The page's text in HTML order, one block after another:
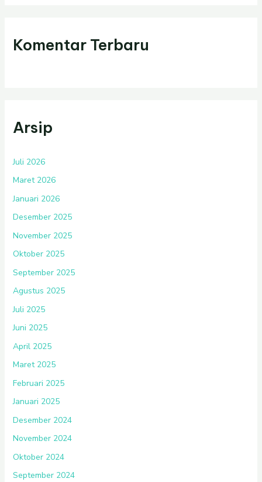
Komentar Terbaru
Arsip
Juli 2026
Maret 2026
Januari 2026
Desember 2025
November 2025
Oktober 2025
September 2025
Agustus 2025
Juli 2025
Juni 2025
April 2025
Maret 2025
Februari 2025
Januari 2025
Desember 2024
November 2024
Oktober 2024
September 2024